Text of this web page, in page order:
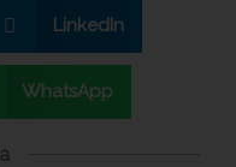
LinkedIn
WhatsApp